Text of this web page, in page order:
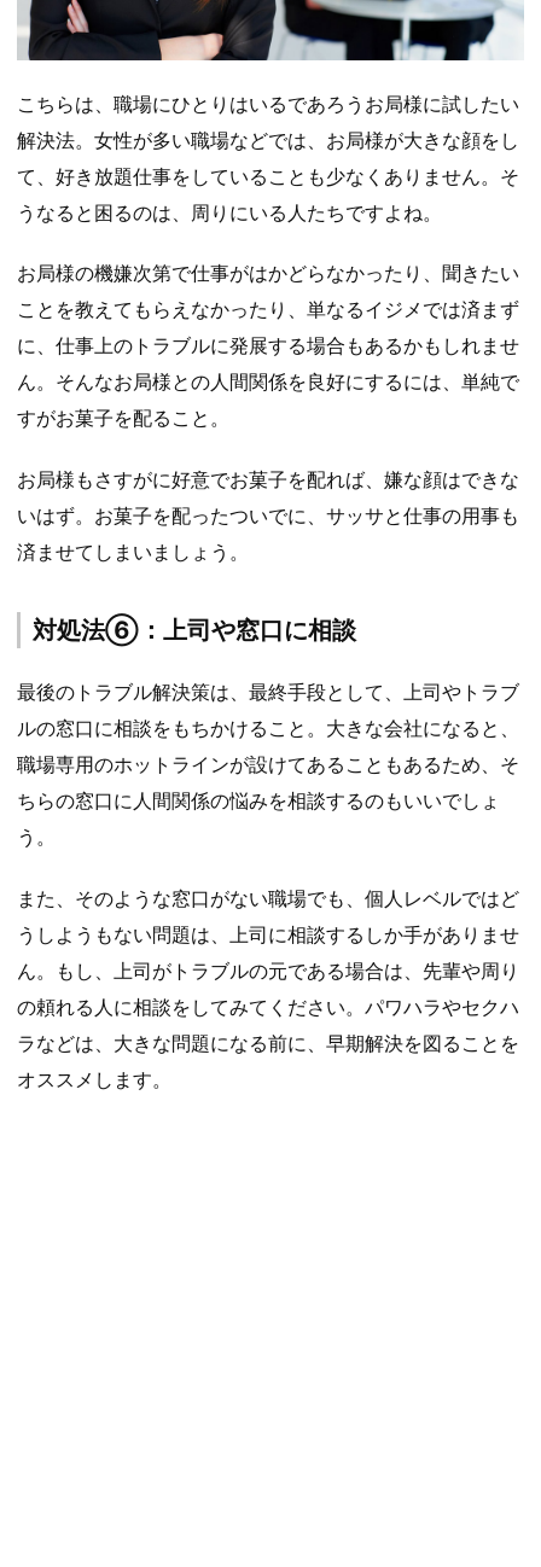
こちらは、職場にひとりはいるであろうお局様に試したい
解決法。女性が多い職場などでは、お局様が大きな顔をし
て、好き放題仕事をしていることも少なくありません。そ
うなると困るのは、周りにいる人たちですよね。
お局様の機嫌次第で仕事がはかどらなかったり、聞きたい
ことを教えてもらえなかったり、単なるイジメでは済まず
に、仕事上のトラブルに発展する場合もあるかもしれませ
ん。そんなお局様との人間関係を良好にするには、単純で
すがお菓子を配ること。
お局様もさすがに好意でお菓子を配れば、嫌な顔はできな
いはず。お菓子を配ったついでに、サッサと仕事の用事も
済ませてしまいましょう。
対処法⑥：上司や窓口に相談
最後のトラブル解決策は、最終手段として、上司やトラブ
ルの窓口に相談をもちかけること。大きな会社になると、
職場専用のホットラインが設けてあることもあるため、そ
ちらの窓口に人間関係の悩みを相談するのもいいでしょ
う。
また、そのような窓口がない職場でも、個人レベルではど
うしようもない問題は、上司に相談するしか手がありませ
ん。もし、上司がトラブルの元である場合は、先輩や周り
の頼れる人に相談をしてみてください。パワハラやセクハ
ラなどは、大きな問題になる前に、早期解決を図ることを
オススメします。